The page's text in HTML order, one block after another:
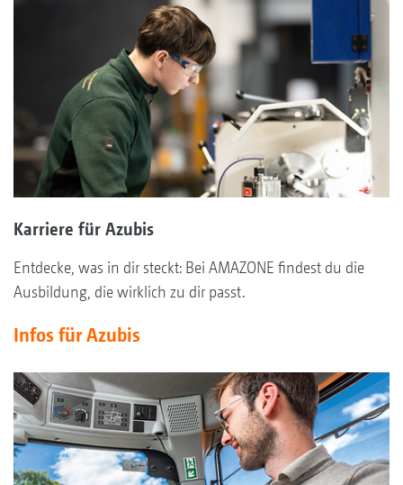
Karriere für Azubis
Entdecke, was in dir steckt: Bei AMAZONE findest du die
Ausbildung, die wirklich zu dir passt.
Infos für Azubis